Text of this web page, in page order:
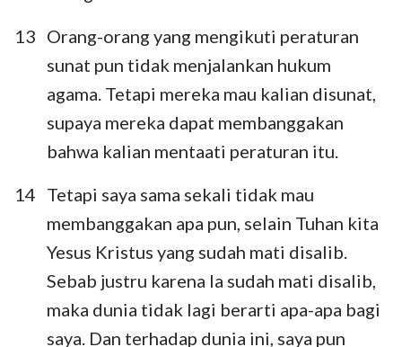
2 3
13 Orang-orang yang mengikuti peraturan
sunat pun tidak menjalankan hukum
agama. Tetapi mereka mau kalian disunat,
supaya mereka dapat membanggakan
bahwa kalian mentaati peraturan itu.
14 Tetapi saya sama sekali tidak mau
membanggakan apa pun, selain Tuhan kita
Yesus Kristus yang sudah mati disalib.
Sebab justru karena Ia sudah mati disalib,
maka dunia tidak lagi berarti apa-apa bagi
saya. Dan terhadap dunia ini, saya pun